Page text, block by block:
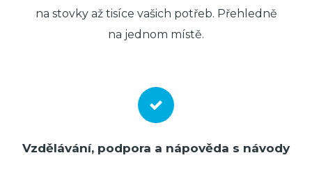
na stovky až tisíce vašich potřeb. Přehledně
na jednom místě.
Vzdělávání, podpora a nápověda s návody